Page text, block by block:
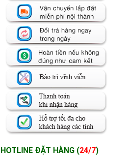
HOTLINE ĐẶT HÀNG (24/7)